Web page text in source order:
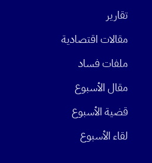
تقارير
مقالات اقتصادية
ملفات فساد
مقال الأسبوع
قضية الأسبوع
لقاء الأسبوع